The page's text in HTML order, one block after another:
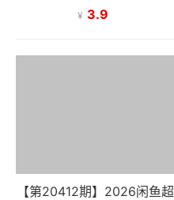
车+搜索+爆款全链路，新手
¥ 3.9
【第20412期】2026闲鱼超